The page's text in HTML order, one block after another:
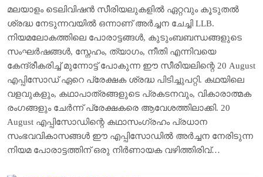
മലയാളം ടെലിവിഷൻ സീരിയലുകളിൽ ഏറ്റവും കൂടുതൽ
ശ്രദ്ധ നേടുന്നവയിൽ ഒന്നാണ് അർച്ചന ചേച്ചി LLB.
നിയമലോകത്തിലെ പോരാട്ടങ്ങൾ, കുടുംബബന്ധങ്ങളുടെ
സംഘർഷങ്ങൾ, സ്നേഹം, ത്യാഗം, നീതി എന്നിവയെ
കേന്ദ്രീകരിച്ച് മുന്നോട്ട് പോകുന്ന ഈ സീരിയലിന്റെ 20 August
എപ്പിസോഡ് ഏറെ പ്രേക്ഷക ശ്രദ്ധ പിടിച്ചുപറ്റി. കഥയിലെ
വളവുകളും, കഥാപാത്രങ്ങളുടെ പ്രകടനവും, വികാരാത്മക
രംഗങ്ങളും ചേർന്ന് പ്രേക്ഷകരെ ആവേശത്തിലാക്കി. 20
August എപ്പിസോഡിന്റെ കഥാസംഗ്രഹം പ്രധാന
സംഭവവികാസങ്ങൾ ഈ എപ്പിസോഡിൽ അർച്ചന നേരിടുന്ന
നിയമ പോരാട്ടത്തിന് ഒരു നിർണായക വഴിത്തിരിവ്…